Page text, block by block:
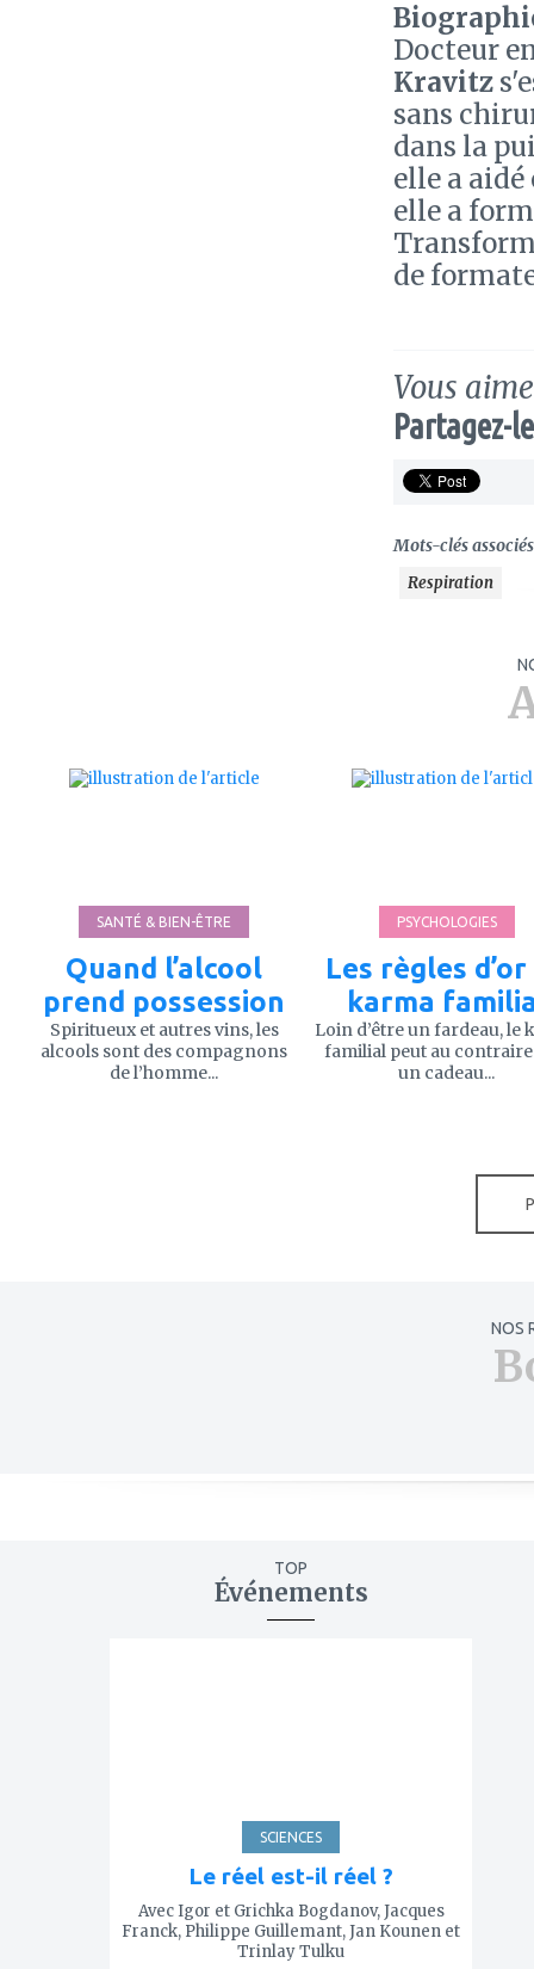
Docteur
Kravitz
sans
dans la
elle a
elle a
de
Vous
Partagez-
Mots-clés
Respiration
SANTÉ & BIEN-ÊTRE
Quand l’alcool
prend possession
Spiritueux et autres vins, les
alcools sont des compagnons
de l’homme...
PSYCHOLOGIES
Les règles d’or
karma
Loin d’être un fardeau, le
familial peut au
un cadeau...
NOS
TOP
Événements
SCIENCES
Le réel est-il réel ?
Avec Igor et Grichka Bogdanov, Jacques
Franck, Philippe Guillemant, Jan Kounen et
Trinlay Tulku